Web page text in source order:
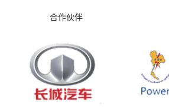
合作伙伴